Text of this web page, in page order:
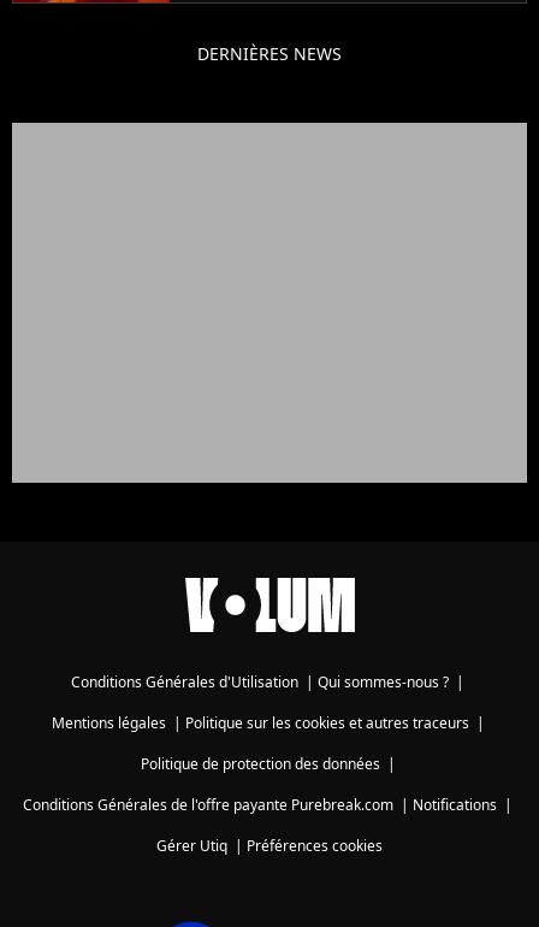
DERNIÈRES NEWS
Conditions Générales d'Utilisation | Qui sommes-nous ? |
Mentions légales| Politique sur les cookies et autres traceurs|
Politique de protection des données|
Conditions Générales de l'offre payante Purebreak.com | Notifications |
Gérer Utiq | Préférences cookies